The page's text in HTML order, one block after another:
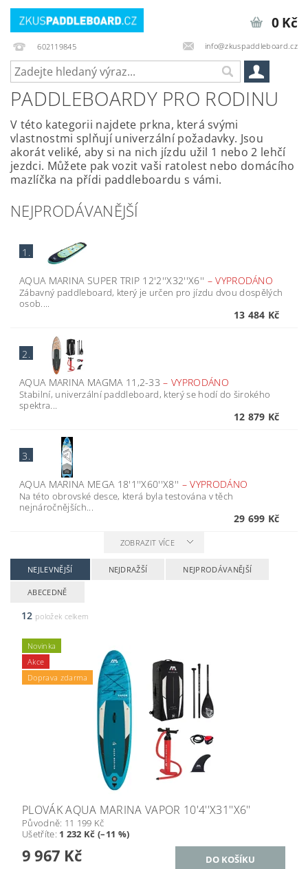
602119845 info@zkuspaddleboard.cz
0 Kč
PADDLEBOARDY PRO RODINU
V této kategorii najdete prkna, která svými
vlastnostmi splňují univerzální požadavky. Jsou
akorát veliké, aby si na nich jízdu užil 1 nebo 2 lehčí
jezdci. Můžete pak vozit vaši ratolest nebo domácího
mazlíčka na přídi paddleboardu s vámi.
NEJPRODÁVANĚJŠÍ
1.
AQUA MARINA SUPER TRIP 12'2''X32''X6'' –VYPRODÁNO
Zábavný paddleboard, který je určen pro jízdu dvou dospělých
osob....
13 484 Kč
2.
AQUA MARINA MAGMA 11,2-33–VYPRODÁNO
Stabilní, univerzální paddleboard, který se hodí do širokého
spektra...
12 879 Kč
3.
AQUA MARINA MEGA 18'1''X60''X8'' –VYPRODÁNO
Na této obrovské desce, která byla testována v těch
nejnáročnějších...
29 699 Kč
ZOBRAZIT VÍCE
NEJLEVNĚJŠÍ NEJDRAŽŠÍ NEJPRODÁVANĚJŠÍ
ABECEDNĚ
12 položek celkem
Novinka
Akce
Doprava zdarma
PLOVÁK AQUA MARINA VAPOR 10'4''X31''X6''
Původně: 11 199 Kč
Ušetříte: 1 232 Kč (–11 %)
9 967 Kč